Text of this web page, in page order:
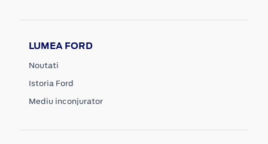
LUMEA FORD
Noutati
Istoria Ford
Mediu inconjurator